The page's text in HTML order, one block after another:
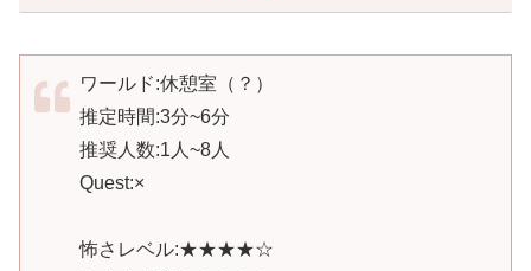
ワールド:休憩室（？）
推定時間:3分~6分
推奨人数:1人~8人
Quest:×
怖さレベル:★★★★☆